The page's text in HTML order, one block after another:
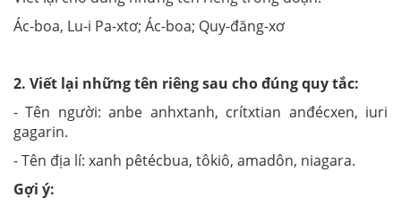
Ác-boa, Lu-i Pa-xtơ; Ác-boa; Quy-đăng-xơ
2. Viết lại những tên riêng sau cho đúng quy tắc:
- Tên người: anbe anhxtanh, crítxtian anđécxen, iuri
gagarin.
- Tên địa lí: xanh pêtécbua, tôkiô, amadôn, niagara.
Gợi ý: